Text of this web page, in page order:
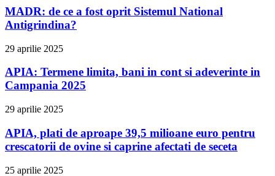
MADR: de ce a fost oprit Sistemul National
Antigrindina?
29 aprilie 2025
APIA: Termene limita, bani in cont si adeverinte in
Campania 2025
29 aprilie 2025
APIA, plati de aproape 39,5 milioane euro pentru
crescatorii de ovine si caprine afectati de seceta
25 aprilie 2025